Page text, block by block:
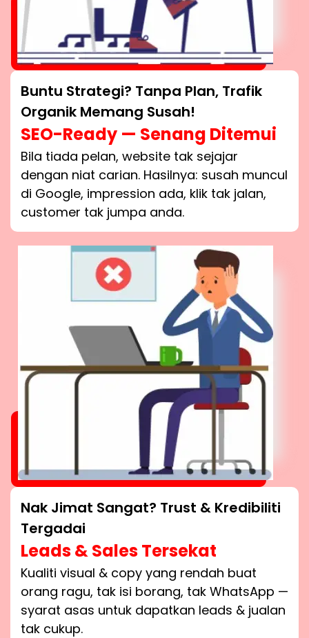
Buntu Strategi? Tanpa Plan, Trafik
Organik Memang Susah!
SEO-Ready — Senang Ditemui
Bila tiada pelan, website tak sejajar
dengan niat carian. Hasilnya: susah muncul
di Google, impression ada, klik tak jalan,
customer tak jumpa anda.
Nak Jimat Sangat? Trust & Kredibiliti
Tergadai
Leads & Sales Tersekat
Kualiti visual & copy yang rendah buat
orang ragu, tak isi borang, tak WhatsApp —
syarat asas untuk dapatkan leads & jualan
tak cukup.